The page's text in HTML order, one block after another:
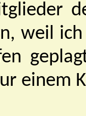
weil
einem